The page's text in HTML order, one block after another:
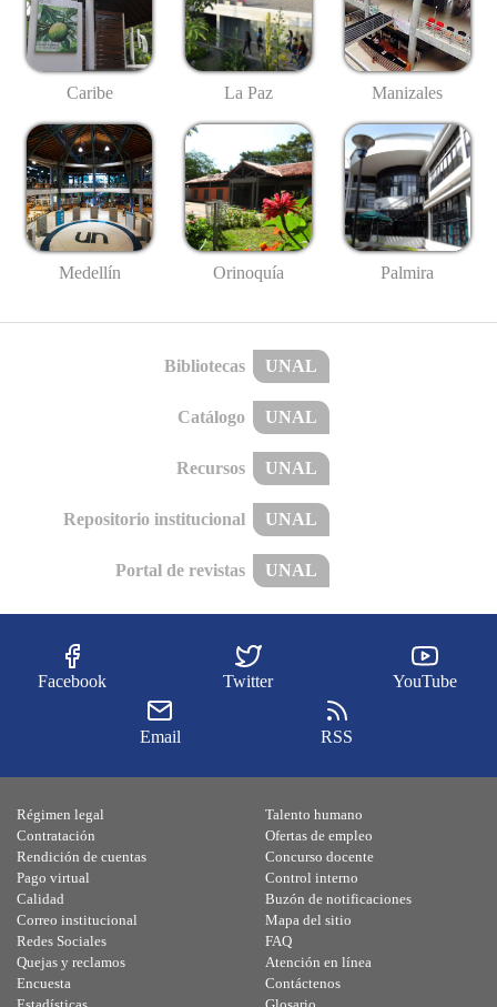
Caribe La Paz Manizales
Medellín Orinoquía Palmira
Bibliotecas UNAL
Catálogo UNAL
Recursos UNAL
Repositorio institucional UNAL
Portal de revistas UNAL
Facebook Twitter YouTube
Email RSS
Régimen legal
Contratación
Rendición de cuentas
Pago virtual
Calidad
Talento humano
Ofertas de empleo
Concurso docente
Control interno
Buzón de notificaciones
Correo institucional
Redes Sociales
Quejas y reclamos
Encuesta
Mapa del sitio
FAQ
Atención en línea
Contáctenos